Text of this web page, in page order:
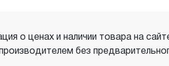
о ценах и наличии товара на
без